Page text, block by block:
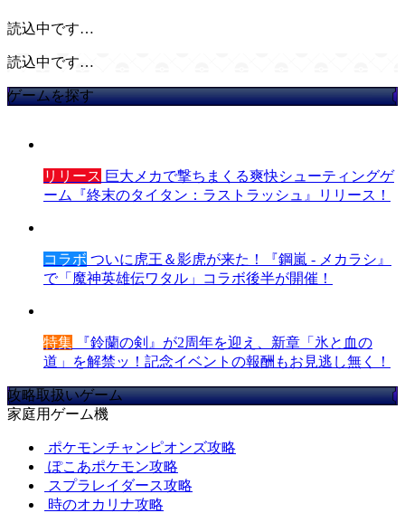
読込中です…
読込中です…
ゲームを探す
リリース 巨大メカで撃ちまくる爽快シューティングゲ
ーム『終末のタイタン：ラストラッシュ』リリース！
コラボ ついに虎王＆影虎が来た！『鋼嵐 - メカラシ』
で「魔神英雄伝ワタル」コラボ後半が開催！
特集 『鈴蘭の剣』が2周年を迎え、新章「氷と血の
道」を解禁ッ！記念イベントの報酬もお見逃し無く！
攻略取扱いゲーム
家庭用ゲーム機
ポケモンチャンピオンズ攻略
ぽこあポケモン攻略
スプラレイダース攻略
時のオカリナ攻略